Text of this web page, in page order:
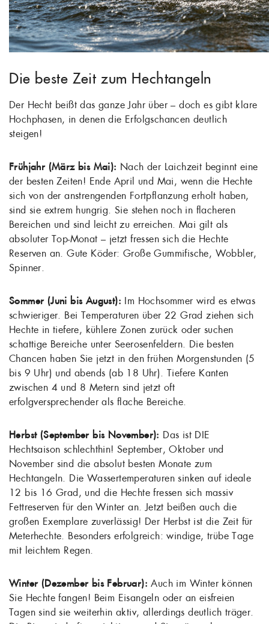
Die beste Zeit zum Hechtangeln
Der Hecht beißt das ganze Jahr über – doch es gibt klare
Hochphasen, in denen die Erfolgschancen deutlich
steigen!
Frühjahr (März bis Mai): Nach der Laichzeit beginnt eine
der besten Zeiten! Ende April und Mai, wenn die Hechte
sich von der anstrengenden Fortpflanzung erholt haben,
sind sie extrem hungrig. Sie stehen noch in flacheren
Bereichen und sind leicht zu erreichen. Mai gilt als
absoluter Top-Monat – jetzt fressen sich die Hechte
Reserven an. Gute Köder: Große Gummifische, Wobbler,
Spinner.
Sommer (Juni bis August): Im Hochsommer wird es etwas
schwieriger. Bei Temperaturen über 22 Grad ziehen sich
Hechte in tiefere, kühlere Zonen zurück oder suchen
schattige Bereiche unter Seerosenfeldern. Die besten
Chancen haben Sie jetzt in den frühen Morgenstunden (5
bis 9 Uhr) und abends (ab 18 Uhr). Tiefere Kanten
zwischen 4 und 8 Metern sind jetzt oft
erfolgversprechender als flache Bereiche.
Herbst (September bis November): Das ist DIE
Hechtsaison schlechthin! September, Oktober und
November sind die absolut besten Monate zum
Hechtangeln. Die Wassertemperaturen sinken auf ideale
12 bis 16 Grad, und die Hechte fressen sich massiv
Fettreserven für den Winter an. Jetzt beißen auch die
großen Exemplare zuverlässig! Der Herbst ist die Zeit für
Meterhechte. Besonders erfolgreich: windige, trübe Tage
mit leichtem Regen.
Winter (Dezember bis Februar): Auch im Winter können
Sie Hechte fangen! Beim Eisangeln oder an eisfreien
Tagen sind sie weiterhin aktiv, allerdings deutlich träger.